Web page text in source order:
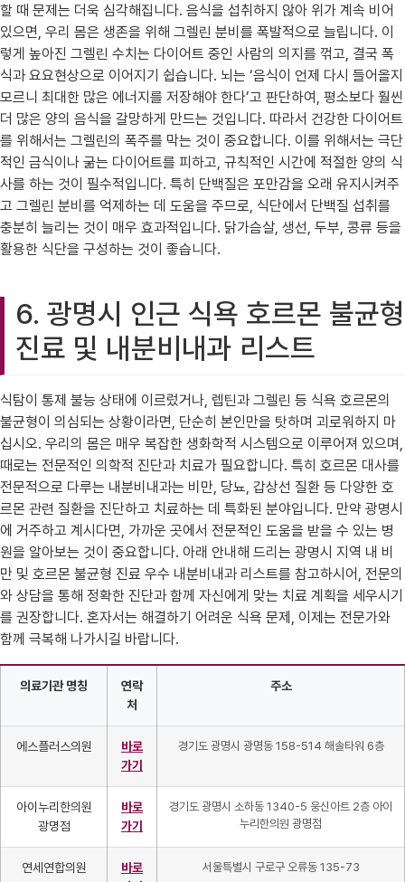
할 때 문제는 더욱 심각해집니다. 음식을 섭취하지 않아 위가 계속 비어
있으면, 우리 몸은 생존을 위해 그렐린 분비를 폭발적으로 늘립니다. 이
렇게 높아진 그렐린 수치는 다이어트 중인 사람의 의지를 꺾고, 결국 폭
식과 요요현상으로 이어지기 쉽습니다. 뇌는 ‘음식이 언제 다시 들어올지
모르니 최대한 많은 에너지를 저장해야 한다’고 판단하여, 평소보다 훨씬
더 많은 양의 음식을 갈망하게 만드는 것입니다. 따라서 건강한 다이어트
를 위해서는 그렐린의 폭주를 막는 것이 중요합니다. 이를 위해서는 극단
적인 금식이나 굶는 다이어트를 피하고, 규칙적인 시간에 적절한 양의 식
사를 하는 것이 필수적입니다. 특히 단백질은 포만감을 오래 유지시켜주
고 그렐린 분비를 억제하는 데 도움을 주므로, 식단에서 단백질 섭취를
충분히 늘리는 것이 매우 효과적입니다. 닭가슴살, 생선, 두부, 콩류 등을
활용한 식단을 구성하는 것이 좋습니다.
6. 광명시 인근 식욕 호르몬 불균형
진료 및 내분비내과 리스트
식탐이 통제 불능 상태에 이르렀거나, 렙틴과 그렐린 등 식욕 호르몬의
불균형이 의심되는 상황이라면, 단순히 본인만을 탓하며 괴로워하지 마
십시오. 우리의 몸은 매우 복잡한 생화학적 시스템으로 이루어져 있으며,
때로는 전문적인 의학적 진단과 치료가 필요합니다. 특히 호르몬 대사를
전문적으로 다루는 내분비내과는 비만, 당뇨, 갑상선 질환 등 다양한 호
르몬 관련 질환을 진단하고 치료하는 데 특화된 분야입니다. 만약 광명시
에 거주하고 계시다면, 가까운 곳에서 전문적인 도움을 받을 수 있는 병
원을 알아보는 것이 중요합니다. 아래 안내해 드리는 광명시 지역 내 비
만 및 호르몬 불균형 진료 우수 내분비내과 리스트를 참고하시어, 전문의
와 상담을 통해 정확한 진단과 함께 자신에게 맞는 치료 계획을 세우시기
를 권장합니다. 혼자서는 해결하기 어려운 식욕 문제, 이제는 전문가와
함께 극복해 나가시길 바랍니다.
의료기관 명칭
연락
처
주소
에스플러스의원
바로
가기
경기도 광명시 광명동 158-514 해솔타워 6층
아이누리한의원
광명점
바로
가기
경기도 광명시 소하동 1340-5 웅신아트 2층 아이
누리한의원 광명점
연세연합의원
바로
서울특별시 구로구 오류동 135-73